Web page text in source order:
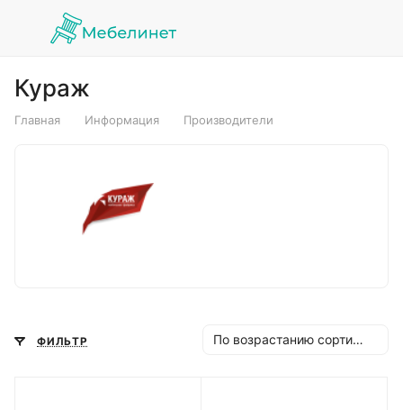
Кураж
Главная Информация Производители
ФИЛЬТР По возрастанию сортировки